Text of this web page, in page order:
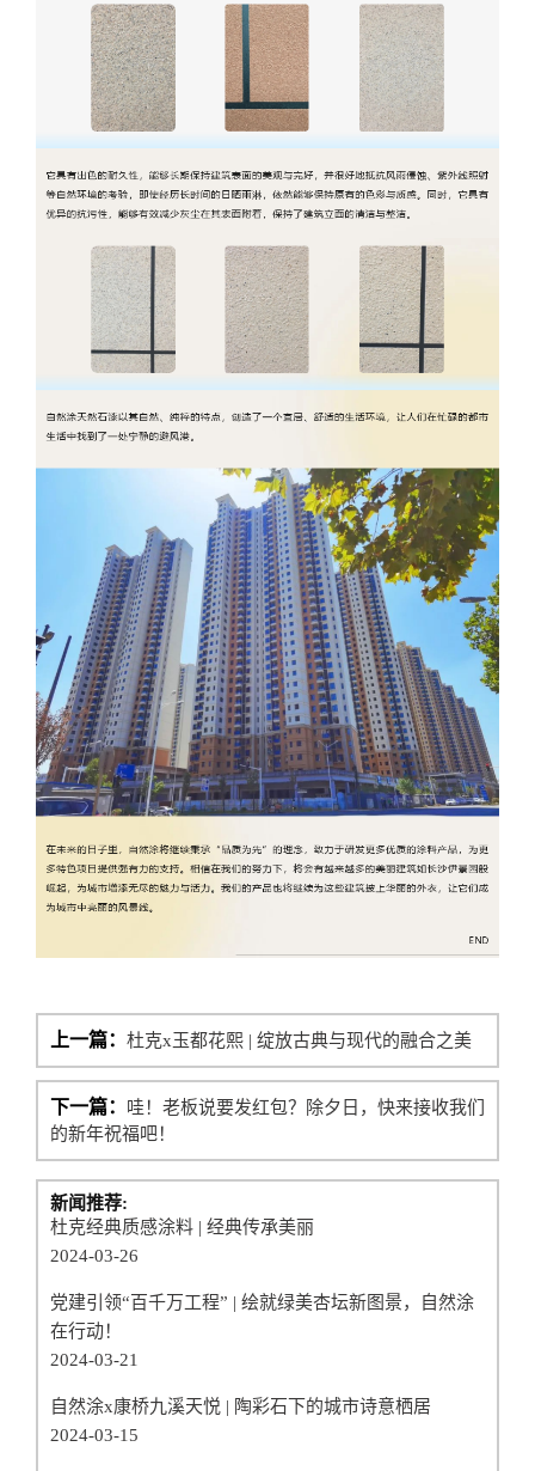
上一篇： 杜克x玉都花熙 | 绽放古典与现代的融合之美
下一篇：
哇！老板说要发红包？除夕日，快来接收我们
的新年祝福吧！
新闻推荐:
杜克经典质感涂料 | 经典传承美丽
2024-03-26
党建引领“百千万工程” | 绘就绿美杏坛新图景，自然涂
在行动！
2024-03-21
自然涂x康桥九溪天悦 | 陶彩石下的城市诗意栖居
2024-03-15